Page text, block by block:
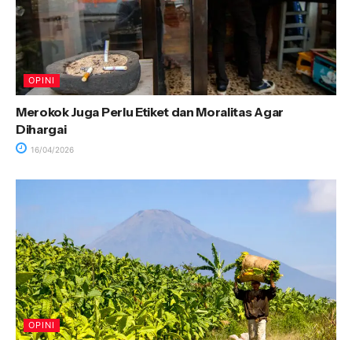
OPINI
Merokok Juga Perlu Etiket dan Moralitas Agar
Dihargai
16/04/2026
OPINI